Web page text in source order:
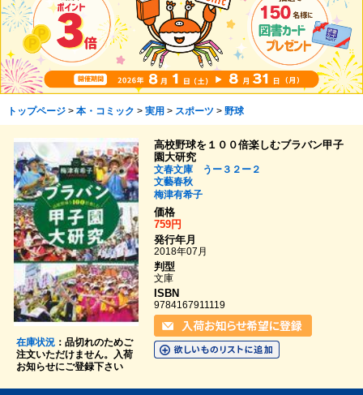
トップページ> 本・コミック > 実用 > スポーツ> 野球
在庫状況：品切れのためご
注文いただけません。入荷
お知らせにご登録下さい
高校野球を１００倍楽しむブラバン甲子
園大研究
文春文庫 うー３２ー２
文藝春秋
梅津有希子
価格
759円
発行年月
2018年07月
判型
文庫
ISBN
9784167911119